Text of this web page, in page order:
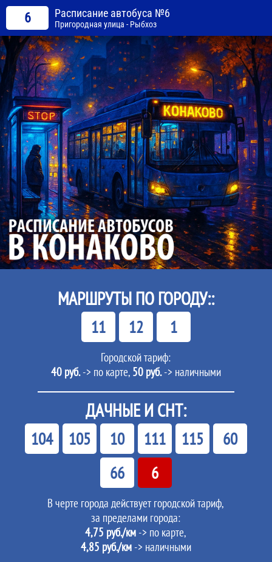
6 Расписание автобуса №6
Пригородная улица - Рыбхоз
МАРШРУТЫ ПО ГОРОДУ::
11 12 1
Городской тариф:
40 руб.-> по карте, 50 руб.-> наличными
ДАЧНЫЕ И СНТ:
104 105 10 111 115
60
66
6
В черте города действует городской тариф,
за пределами города:
4,75 руб./км -> по карте,
4,85 руб./км-> наличными